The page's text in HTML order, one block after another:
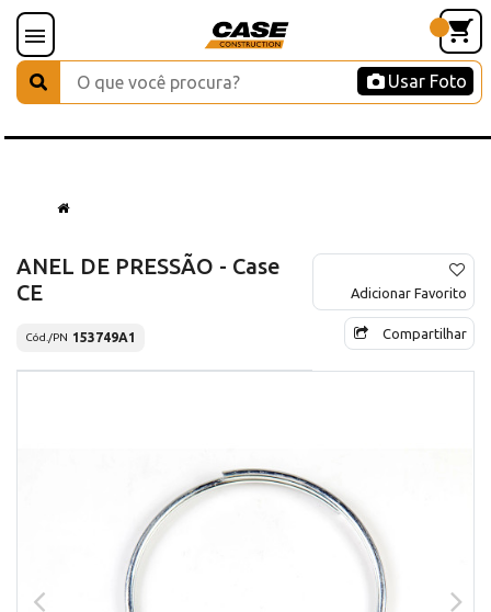
Usar Foto
ANEL DE PRESSÃO - Case
CE
Cód./PN 153749A1
Adicionar Favorito
Compartilhar